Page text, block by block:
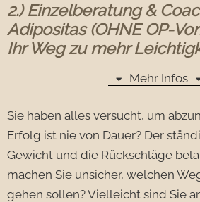
2.) Einzelberatung &
Adipositas (OHNE OP-
Ihr Weg zu mehr
Mehr Infos
Sie haben alles versucht, um
Erfolg ist nie von Dauer? Der
Gewicht und die Rückschläge
machen Sie unsicher, welchen
gehen sollen? Vielleicht sind Sie